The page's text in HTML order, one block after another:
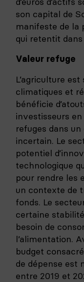
son capital de
manifeste de la
qui retentit
Valeur refuge
L’agriculture
climatiques et
bénéficie
investisseurs
refuges dans
incertain. Le
potentiel
technologique
pour rendre les
un contexte de
fonds. Le
certaine
besoin de
l’alimentation.
budget
de dépense est
entre 2019 et